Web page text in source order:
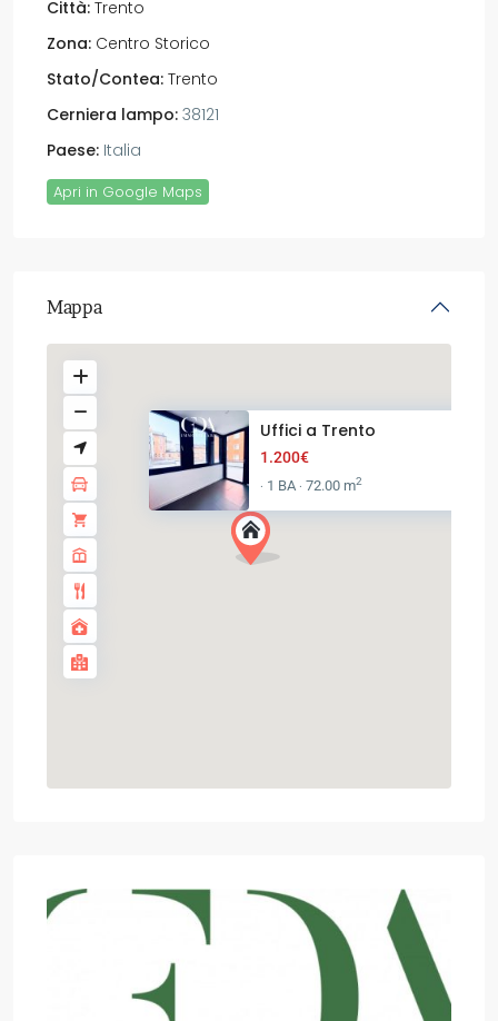
Città: Trento
Zona: Centro Storico
Stato/Contea: Trento
Cerniera lampo: 38121
Paese: Italia
Apri in Google Maps
Mappa
Uffici a Trento
1.200€
· 1 BA · 72.00 m2